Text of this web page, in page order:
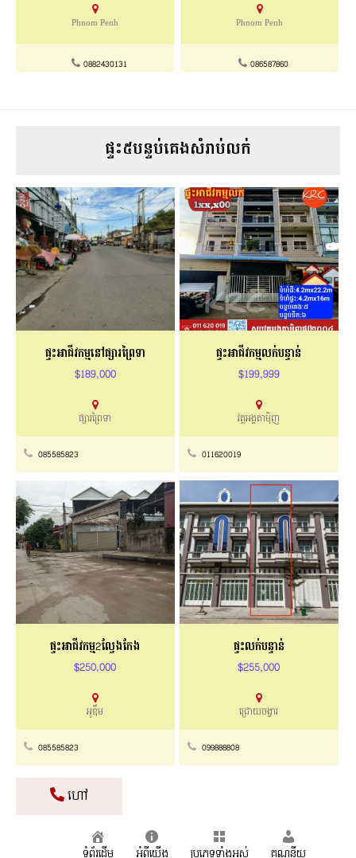
ហៅ
Phnom Penh
0882430131
Phnom Penh
086587860
ផ្ទះ៥បន្ទប់គេងសំរាប់លក់
ផ្ទះអាជីវកម្មនៅផ្សារព្រៃទា
$189,000
ផ្សារព្រៃទា
085585823
ផ្ទះអាជីវកម្មលក់បន្ទាន់
$199,999
វត្តអង្គតាម៉ិញ
011620019
ផ្ទះអាជីវកម្ម2ល្វែងកែង
$250,000
អូឌឹម
085585823
ផ្ទះលក់បន្ទាន់
$255,000
ជ្រោយចង្វារ
099888808
ទំព័រដើម អំពីយើង ប្រភេទទាំងអស់ គណនីយ